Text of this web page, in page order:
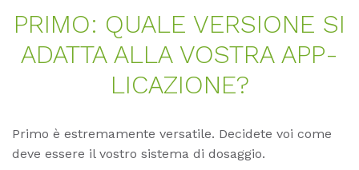
PRI­MO: QUA­LE VER­SIO­NE SI
ADAT­TA ALLA VOS­TRA AP­P­
LI­CA­ZIO­NE?
Primo è estremamente versatile. Decidete voi come
deve essere il vostro sistema di dosaggio.